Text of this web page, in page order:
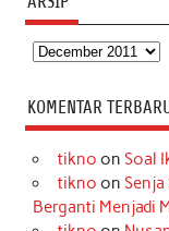
Arsip
KOMENTAR
tikno on Soal
tikno on Senja
Berganti Menjadi